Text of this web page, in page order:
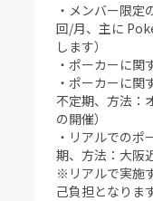
・メンバー限定
回/月、主に
します）
・ポーカーに関
・ポーカーに関
不定期、方法：
の開催）
・リアルでのポ
期、方法：大阪
※リアルで実施
己負担となります